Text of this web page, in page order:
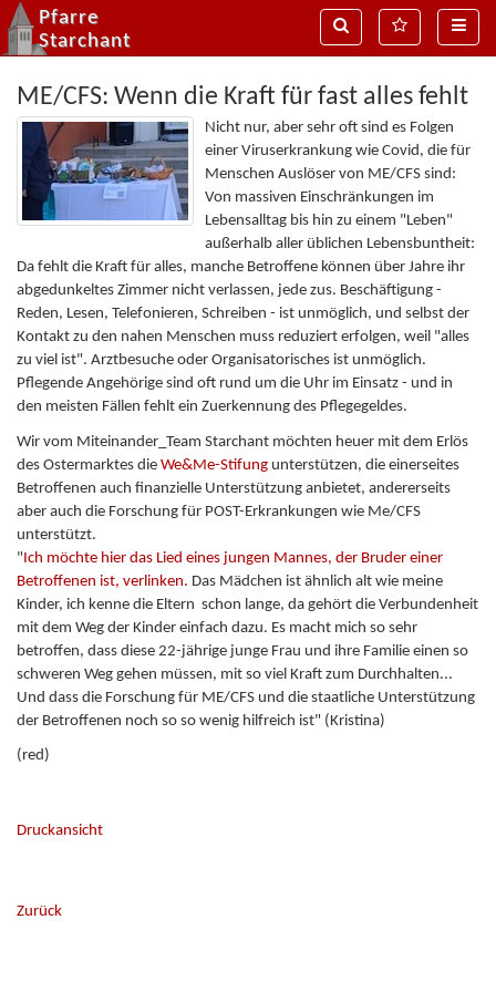
MenÃ¼
Suche
Pfarre
Starchant
ME/CFS: Wenn die Kraft für fast alles fehlt
Nicht nur, aber sehr oft sind es Folgen
einer Viruserkrankung wie Covid, die für
Menschen Auslöser von ME/CFS sind:
Von massiven Einschränkungen im
Lebensalltag bis hin zu einem "Leben"
außerhalb aller üblichen Lebensbuntheit:
Da fehlt die Kraft für alles, manche Betroffene können über Jahre ihr
abgedunkeltes Zimmer nicht verlassen, jede zus. Beschäftigung -
Reden, Lesen, Telefonieren, Schreiben - ist unmöglich, und selbst der
Kontakt zu den nahen Menschen muss reduziert erfolgen, weil "alles
zu viel ist". Arztbesuche oder Organisatorisches ist unmöglich.
Pflegende Angehörige sind oft rund um die Uhr im Einsatz - und in
den meisten Fällen fehlt ein Zuerkennung des Pflegegeldes.
Wir vom Miteinander_Team Starchant möchten heuer mit dem Erlös
des Ostermarktes die We&Me-Stifung unterstützen, die einerseites
Betroffenen auch finanzielle Unterstützung anbietet, andererseits
aber auch die Forschung für POST-Erkrankungen wie Me/CFS
unterstützt.
"Ich möchte hier das Lied eines jungen Mannes, der Bruder einer
Betroffenen ist, verlinken. Das Mädchen ist ähnlich alt wie meine
Kinder, ich kenne die Eltern schon lange, da gehört die Verbundenheit
mit dem Weg der Kinder einfach dazu. Es macht mich so sehr
betroffen, dass diese 22-jährige junge Frau und ihre Familie einen so
schweren Weg gehen müssen, mit so viel Kraft zum Durchhalten...
Und dass die Forschung für ME/CFS und die staatliche Unterstützung
der Betroffenen noch so so wenig hilfreich ist" (Kristina)
(red)
Druckansicht
Zurück